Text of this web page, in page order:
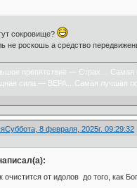
сокровище?
не роскошь а средство
препятствие — Страх…
сила — ВЕРА…Самая лучшая
Суббота, 8 февраля, 2025г. 09:29:32
очистится от идолов до того, как